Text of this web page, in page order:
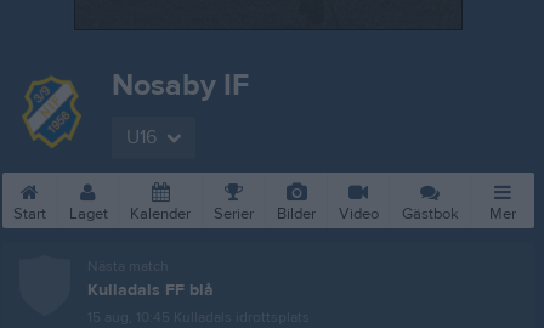
Nosaby IF
U16
Start Laget Kalender Serier Bilder Video Gästbok Mer
Nästa match
Kulladals FF blå
15 aug, 10:45 Kulladals idrottsplats